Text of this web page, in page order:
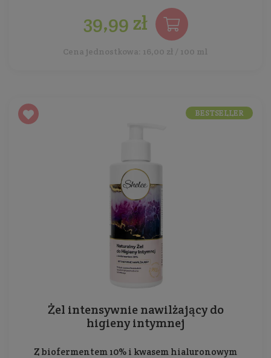
39,99 zł
Cena jednostkowa: 16,00 zł / 100 ml
Żel intensywnie nawilżający do
higieny intymnej
Z biofermentem 10% i kwasem hialuronowym
BESTSELLER